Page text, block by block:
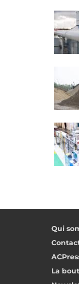
Qui
La